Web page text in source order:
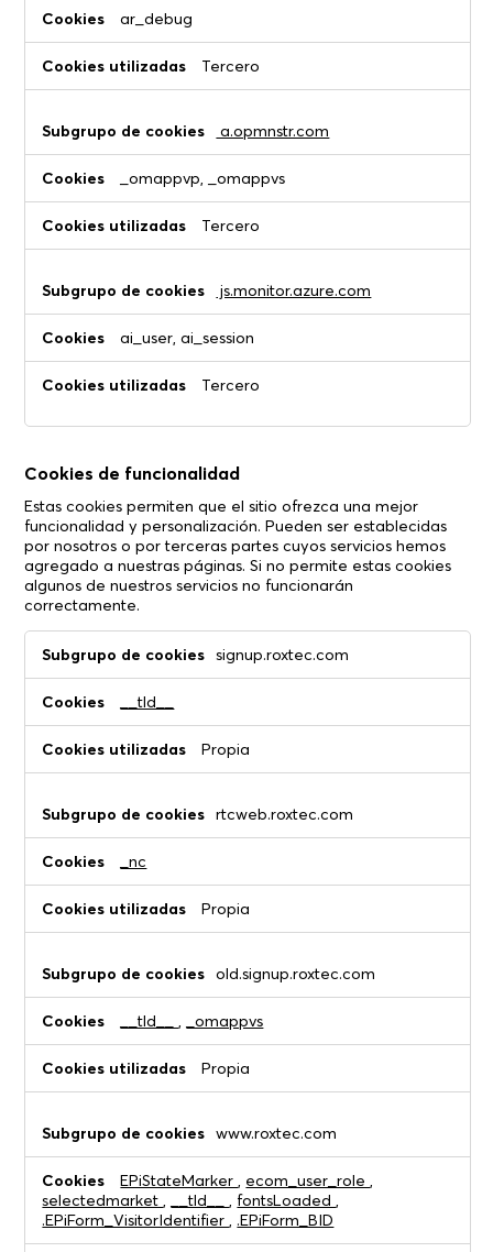
ar_debug
Tercero
a.opmnstr.com
_omappvp, _omappvs
Tercero
js.monitor.azure.com
ai_user, ai_session
Tercero
Cookies de funcionalidad
Estas cookies permiten que el sitio ofrezca una mejor
funcionalidad y personalización. Pueden ser establecidas
por nosotros o por terceras partes cuyos servicios hemos
agregado a nuestras páginas. Si no permite estas cookies
algunos de nuestros servicios no funcionarán
correctamente.
de
funcionalidad
signup.roxtec.com
__tld__
Propia
rtcweb.roxtec.com
_nc
Propia
old.signup.roxtec.com
__tld__, _omappvs
Propia
www.roxtec.com
EPiStateMarker, ecom_user_role,
selectedmarket, __tld__, fontsLoaded,
.EPiForm_VisitorIdentifier, .EPiForm_BID